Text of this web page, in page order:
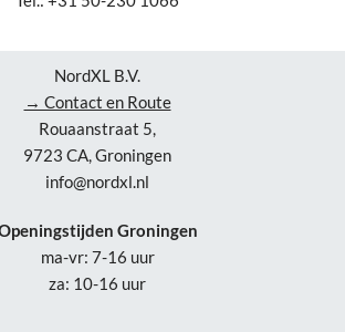
NordXL B.V.
→ Contact en Route
Rouaanstraat 5,
9723 CA, Groningen
info@nordxl.nl
Groningen
ma-vr: 7-16 uur
za: 10-16 uur